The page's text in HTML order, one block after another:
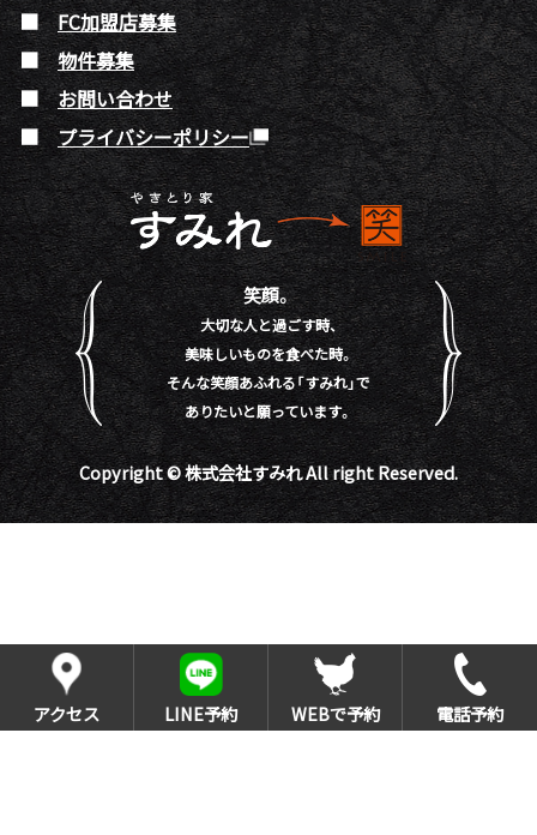
FC加盟店募集
物件募集
お問い合わせ
プライバシーポリシー
笑顔。
大切な人と過ごす時、
美味しいものを食べた時。
そんな笑顔あふれる「すみれ」で
ありたいと願っています。
Copyright © 株式会社すみれ All right Reserved.
アクセス LINE予約 WEBで予約 電話予約